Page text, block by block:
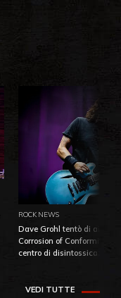
ROCK NEWS
Dave Grohl tentò di
Corrosion of Conformity
centro di
VEDI TUTTE